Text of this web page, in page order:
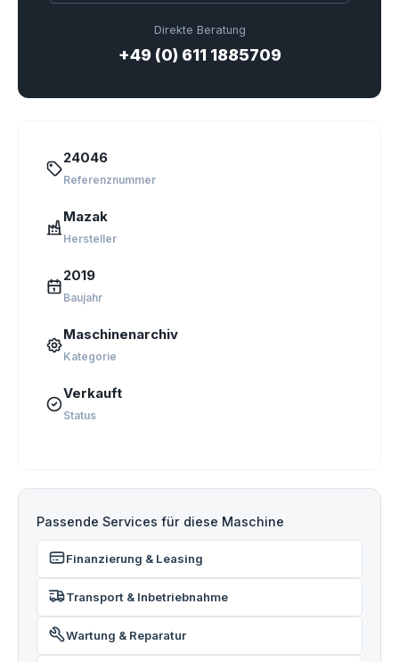
Direkte Beratung
+49 (0) 611 1885709
24046
Referenznummer
Mazak
Hersteller
2019
Baujahr
Maschinenarchiv
Kategorie
Verkauft
Status
Passende Services für diese Maschine
Finanzierung & Leasing
Transport & Inbetriebnahme
Wartung & Reparatur